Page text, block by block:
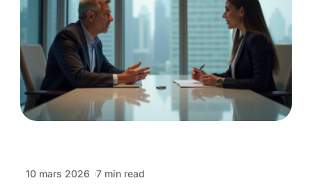
10 mars 2026 7 min read